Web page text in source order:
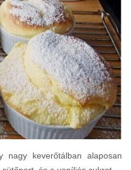
nagy keverőtálban alaposan